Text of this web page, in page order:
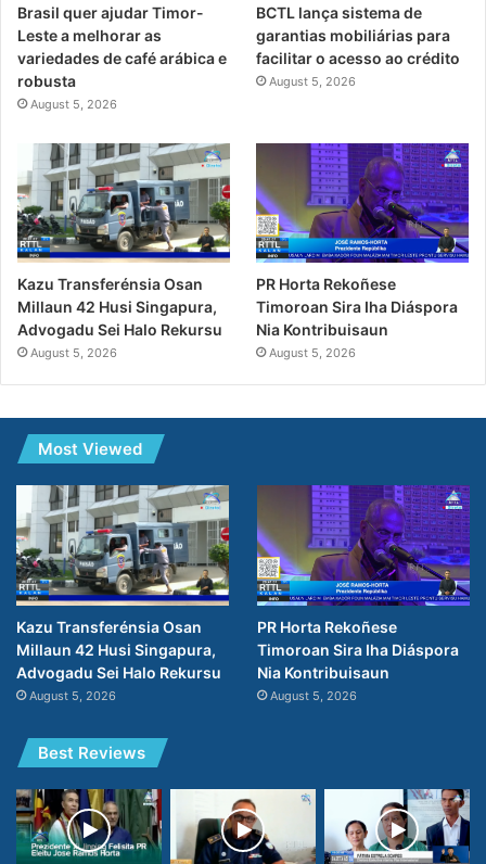
Brasil quer ajudar Timor-
Leste a melhorar as
variedades de café arábica e
robusta
August 5, 2026
BCTL lança sistema de
garantias mobiliárias para
facilitar o acesso ao crédito
August 5, 2026
Kazu Transferénsia Osan
Millaun 42 Husi Singapura,
Advogadu Sei Halo Rekursu
August 5, 2026
PR Horta Rekoñese
Timoroan Sira Iha Diáspora
Nia Kontribuisaun
August 5, 2026
Most Viewed
Kazu Transferénsia Osan
Millaun 42 Husi Singapura,
Advogadu Sei Halo Rekursu
August 5, 2026
PR Horta Rekoñese
Timoroan Sira Iha Diáspora
Nia Kontribuisaun
August 5, 2026
Best Reviews